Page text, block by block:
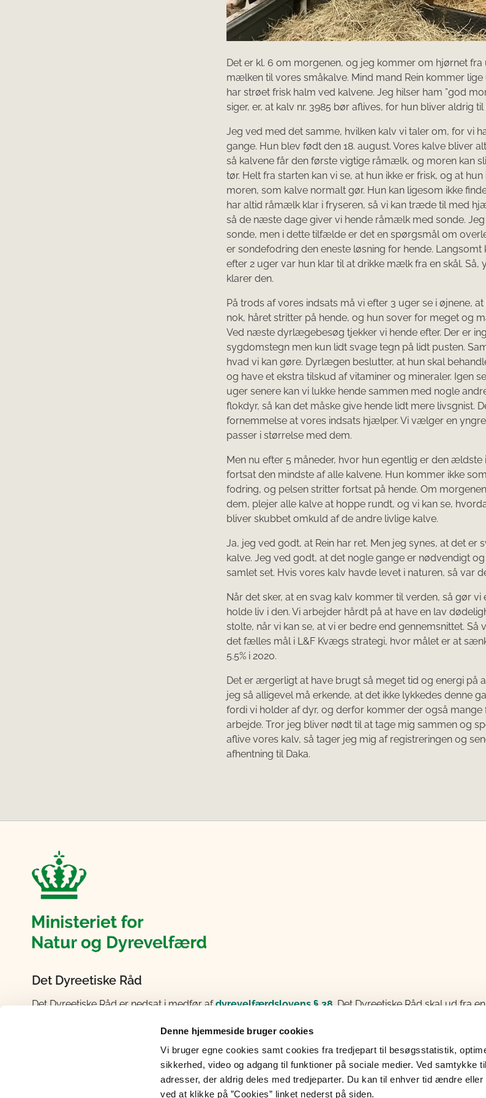
Denne hjemmeside bruger cookies
Vi bruger egne cookies samt cookies fra tredjepart til besøgsstatistik,
sikkerhed, video og adgang til funktioner på sociale medier. Ved samtykke
adresser, der aldrig deles med tredjeparter. Du kan til enhver tid ændre
ved at klikke på ”Cookies” linket nederst på siden.
Det er kl. 6 om morgenen, og jeg kommer om hjørnet
mælken til vores småkalve. Mind mand Rein kommer
har strøet frisk halm ved kalvene. Jeg hilser ham ”god
siger, er, at kalv nr. 3985 bør aflives, for hun bliver aldrig
Jeg ved med det samme, hvilken kalv vi taler om, for vi
gange. Hun blev født den 18. august. Vores kalve bliver
så kalvene får den første vigtige råmælk, og moren kan
tør. Helt fra starten kan vi se, at hun ikke er frisk, og at
moren, som kalve normalt gør. Hun kan ligesom ikke
har altid råmælk klar i fryseren, så vi kan træde til med
så de næste dage giver vi hende råmælk med sonde.
sonde, men i dette tilfælde er det en spørgsmål om
er sondefodring den eneste løsning for hende.
efter 2 uger var hun klar til at drikke mælk fra en skål. Så,
klarer den.
På trods af vores indsats må vi efter 3 uger se i øjnene,
nok, håret stritter på hende, og hun sover for meget og
Ved næste dyrlægebesøg tjekker vi hende efter. Der er
sygdomstegn men kun lidt svage tegn på lidt pusten.
hvad vi kan gøre. Dyrlægen beslutter, at hun skal
og have et ekstra tilskud af vitaminer og mineraler. Igen
uger senere kan vi lukke hende sammen med nogle
flokdyr, så kan det måske give hende lidt mere livsgnist.
fornemmelse at vores indsats hjælper. Vi vælger en
passer i størrelse med dem.
Men nu efter 5 måneder, hvor hun egentlig er den ældste
fortsat den mindste af alle kalvene. Hun kommer ikke
fodring, og pelsen stritter fortsat på hende. Om
dem, plejer alle kalve at hoppe rundt, og vi kan se,
bliver skubbet omkuld af de andre livlige kalve.
Ja, jeg ved godt, at Rein har ret. Men jeg synes, at det er
kalve. Jeg ved godt, at det nogle gange er nødvendigt
samlet set. Hvis vores kalv havde levet i naturen, så var
Når det sker, at en svag kalv kommer til verden, så gør vi
holde liv i den. Vi arbejder hårdt på at have en lav
stolte, når vi kan se, at vi er bedre end gennemsnittet. Så
det fælles mål i L&F Kvægs strategi, hvor målet er at
5.5% i 2020.
Det er ærgerligt at have brugt så meget tid og energi på
jeg så alligevel må erkende, at det ikke lykkedes denne
fordi vi holder af dyr, og derfor kommer der også mange
arbejde. Tror jeg bliver nødt til at tage mig sammen og
aflive vores kalv, så tager jeg mig af registreringen og
afhentning til Daka.
Det Dyreetiske Råd
Det Dyreetiske Råd er nedsat i medfør afdyrevelfærdslovens § 38. Det Dyreetiske Råd skal ud fra
fastsættelsen af regler om dyrevelfærd og dyreetik. Ministeren kan bede Rådet tage emner op, men
fungerer uafhængigt af ministeren og fremsætter frit sine egne anbefalinger. Det Dyreetiske Råd
typisk om overordnede dyrevelfærds- og dyreetiske emner og går ikke ind i enkeltsager. Rådet
desuden informations- og debatskabende aktiviteter. Rådet har ikke mulighed for at yde økonomisk